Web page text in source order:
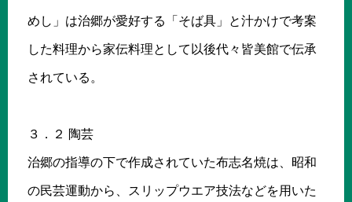
めし」は治郷が愛好する「そば具」と汁かけで考案
した料理から家伝料理として以後代々皆美館で伝承
されている。
３．２ 陶芸
治郷の指導の下で作成されていた布志名焼は、昭和
の民芸運動から、スリップウエア技法などを用いた